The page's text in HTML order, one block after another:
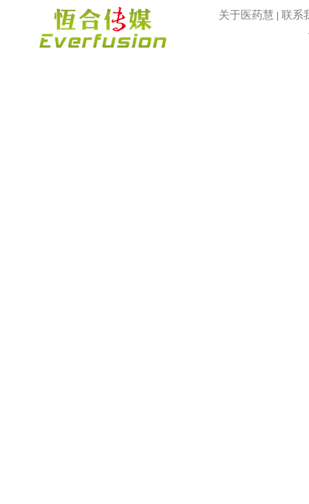
关于医药慧
联系